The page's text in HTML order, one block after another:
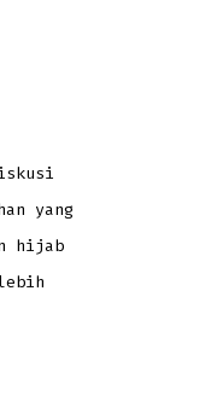
yang
hijab